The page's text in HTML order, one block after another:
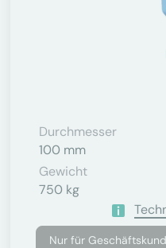
Durchmesser
100 mm
Gewicht
750 kg
Nur für